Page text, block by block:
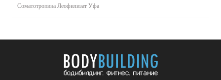
Соматотропина Леофилизат Уфа